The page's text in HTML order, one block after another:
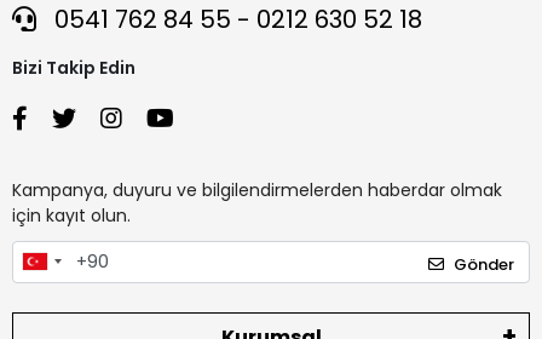
0541 762 84 55 - 0212 630 52 18
Bizi Takip Edin
Kampanya, duyuru ve bilgilendirmelerden haberdar olmak
için kayıt olun.
Gönder